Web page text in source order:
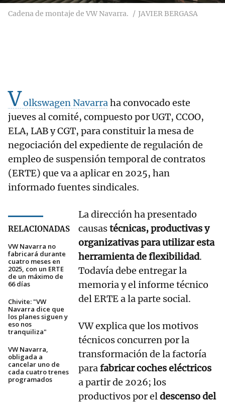
Cadena de montaje de VW Navarra. JAVIER BERGASA
Volkswagen Navarraha convocado este
jueves al comité, compuesto por UGT, CCOO,
ELA, LAB y CGT, para constituir la mesa de
negociación del expediente de regulación de
empleo de suspensión temporal de contratos
(ERTE) que va a aplicar en 2025, han
informado fuentes sindicales.
RELACIONADAS
VW Navarra no
fabricará durante
cuatro meses en
2025, con un ERTE
de un máximo de
66 días
Chivite: "VW
Navarra dice que
los planes siguen y
eso nos
tranquiliza"
VW Navarra,
obligada a
cancelar uno de
cada cuatro trenes
programados
La dirección ha presentado
causastécnicas, productivas y
organizativas para utilizar esta
herramienta de flexibilidad.
Todavía debe entregar la
memoria y el informe técnico
del ERTE a la parte social.
VW explica que los motivos
técnicos concurren por la
transformación de la factoría
parafabricar coches eléctricos
a partir de 2026; los
productivos por eldescenso del